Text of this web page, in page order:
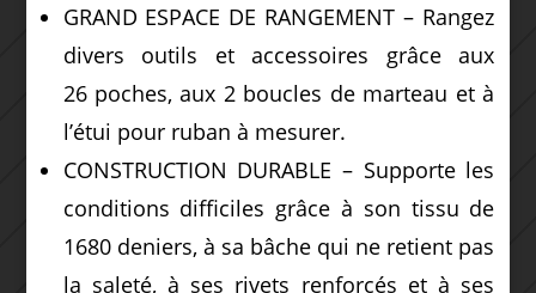
GRAND ESPACE DE RANGEMENT – Rangez
divers outils et accessoires grâce aux
26 poches, aux 2 boucles de marteau et à
l’étui pour ruban à mesurer.
CONSTRUCTION DURABLE – Supporte les
conditions difficiles grâce à son tissu de
1680 deniers, à sa bâche qui ne retient pas
la saleté, à ses rivets renforcés et à ses